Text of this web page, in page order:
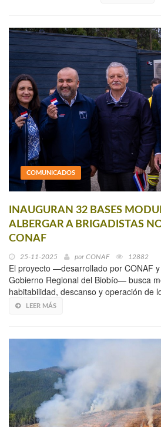
COMUNICADOS
INAUGURAN 32 BASES
ALBERGAR A BRIGADISTAS
CONAF
25-11-2025 por CONAF 12882
El proyecto —desarrollado por CONAF
Gobierno Regional del Biobío— busca
habitabilidad, descanso y operación de
LEER MÁS